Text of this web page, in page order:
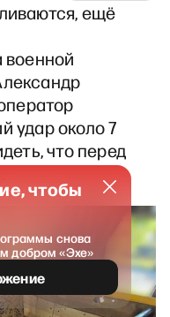
ещё
военной
удар около 7
что перед
чтобы
снова
добром «Эхе»